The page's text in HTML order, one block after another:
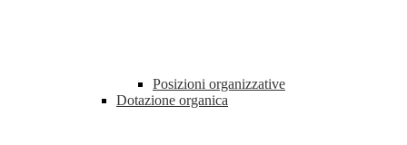
Posizioni organizzative
Dotazione organica